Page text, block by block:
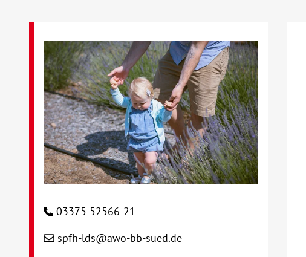
03375 52566-21
spfh-lds@awo-bb-sued.de